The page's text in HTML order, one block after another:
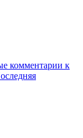
комментарии к